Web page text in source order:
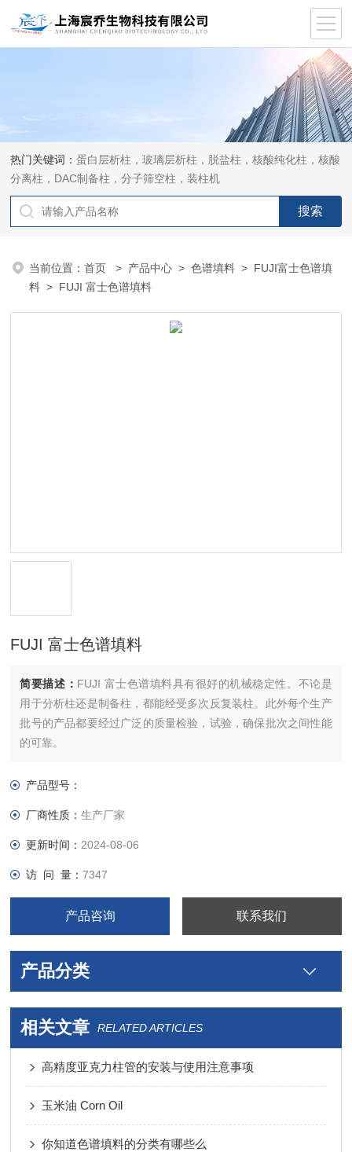
热门关键词：蛋白层析柱，玻璃层析柱，脱盐柱，核酸纯化柱，核酸
分离柱，DAC制备柱，分子筛空柱，装柱机
当前位置：首页 > 产品中心 >色谱填料 > FUJI富士色谱填
料 > FUJI 富士色谱填料
FUJI 富士色谱填料
简要描述： FUJI 富士色谱填料具有很好的机械稳定性。不论是
用于分析柱还是制备柱，都能经受多次反复装柱。此外每个生产
批号的产品都要经过广泛的质量检验，试验，确保批次之间性能
的可靠。
产品型号：
厂商性质：生产厂家
更新时间： 2024-08-06
访 问 量：7347
产品咨询 联系我们
产品分类
相关文章 RELATED ARTICLES
高精度亚克力柱管的安装与使用注意事项
玉米油 Corn Oil
你知道色谱填料的分类有哪些么